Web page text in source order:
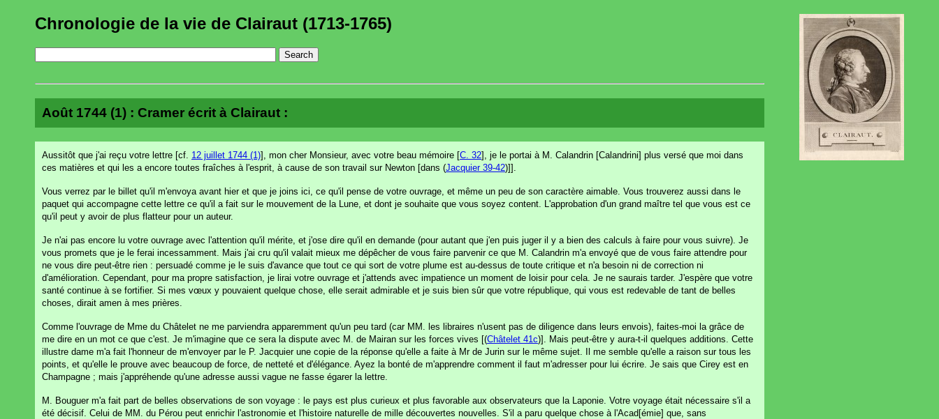
Chronologie de la vie de Clairaut (1713-1765)
Août 1744 (1) : Cramer écrit à Clairaut :
Aussitôt que j'ai reçu votre lettre [cf. 12 juillet 1744 (1)], mon cher Monsieur, avec votre beau mémoire [C. 32], je le portai à M. Calandrin [Calandrini] plus versé que moi dans
ces matières et qui les a encore toutes fraîches à l'esprit, à cause de son travail sur Newton [dans (Jacquier 39-42)]].
Vous verrez par le billet qu'il m'envoya avant hier et que je joins ici, ce qu'il pense de votre ouvrage, et même un peu de son caractère aimable. Vous trouverez aussi dans le
paquet qui accompagne cette lettre ce qu'il a fait sur le mouvement de la Lune, et dont je souhaite que vous soyez content. L'approbation d'un grand maître tel que vous est ce
qu'il peut y avoir de plus flatteur pour un auteur.
Je n'ai pas encore lu votre ouvrage avec l'attention qu'il mérite, et j'ose dire qu'il en demande (pour autant que j'en puis juger il y a bien des calculs à faire pour vous suivre). Je
vous promets que je le ferai incessamment. Mais j'ai cru qu'il valait mieux me dépêcher de vous faire parvenir ce que M. Calandrin m'a envoyé que de vous faire attendre pour
ne vous dire peut-être rien : persuadé comme je le suis d'avance que tout ce qui sort de votre plume est au-dessus de toute critique et n'a besoin ni de correction ni
d'amélioration. Cependant, pour ma propre satisfaction, je lirai votre ouvrage et j'attends avec impatience un moment de loisir pour cela. Je ne saurais tarder. J'espère que votre
santé continue à se fortifier. Si mes vœux y pouvaient quelque chose, elle serait admirable et je suis bien sûr que votre république, qui vous est redevable de tant de belles
choses, dirait amen à mes prières.
Comme l'ouvrage de Mme du Châtelet ne me parviendra apparemment qu'un peu tard (car MM. les libraires n'usent pas de diligence dans leurs envois), faites-moi la grâce de
me dire en un mot ce que c'est. Je m'imagine que ce sera la dispute avec M. de Mairan sur les forces vives [(Châtelet 41c)]. Mais peut-être y aura-t-il quelques additions. Cette
illustre dame m'a fait l'honneur de m'envoyer par le P. Jacquier une copie de la réponse qu'elle a faite à Mr de Jurin sur le même sujet. Il me semble qu'elle a raison sur tous les
points, et qu'elle le prouve avec beaucoup de force, de netteté et d'élégance. Ayez la bonté de m'apprendre comment il faut m'adresser pour lui écrire. Je sais que Cirey est en
Champagne ; mais j'appréhende qu'une adresse aussi vague ne fasse égarer la lettre.
M. Bouguer m'a fait part de belles observations de son voyage : le pays est plus curieux et plus favorable aux observateurs que la Laponie. Votre voyage était nécessaire s'il a
été décisif. Celui de MM. du Pérou peut enrichir l'astronomie et l'histoire naturelle de mille découvertes nouvelles. S'il a paru quelque chose à l'Acad[émie] que, sans